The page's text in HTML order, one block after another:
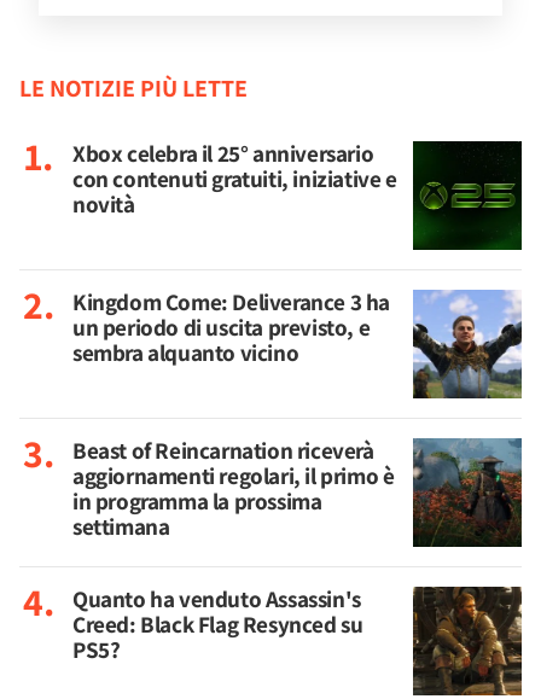
LE NOTIZIE PIÙ LETTE
Xbox celebra il 25° anniversario
con contenuti gratuiti, iniziative e
novità
Kingdom Come: Deliverance 3 ha
un periodo di uscita previsto, e
sembra alquanto vicino
Beast of Reincarnation riceverà
aggiornamenti regolari, il primo è
in programma la prossima
settimana
Quanto ha venduto Assassin's
Creed: Black Flag Resynced su
PS5?